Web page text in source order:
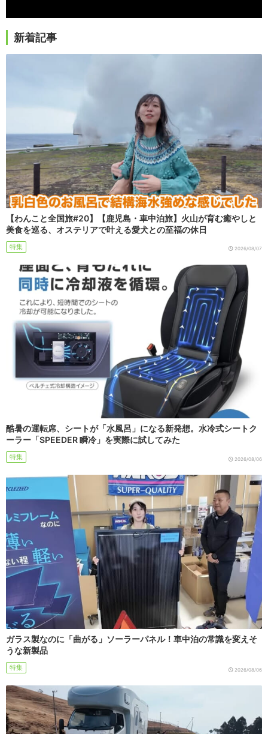
新着記事
【わんこと全国旅#20】【鹿児島・車中泊旅】火山が育む癒やしと
美食を巡る、オステリアで叶える愛犬との至福の休日
特集 2026/08/07
酷暑の運転席、シートが「水風呂」になる新発想。水冷式シートク
ーラー「SPEEDER 瞬冷」を実際に試してみた
特集 2026/08/06
ガラス製なのに「曲がる」ソーラーパネル！車中泊の常識を変えそ
うな新製品
特集 2026/08/06